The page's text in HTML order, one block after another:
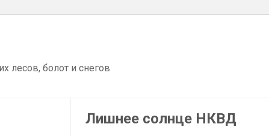
лесов, болот и снегов
Лишнее солнце НКВД